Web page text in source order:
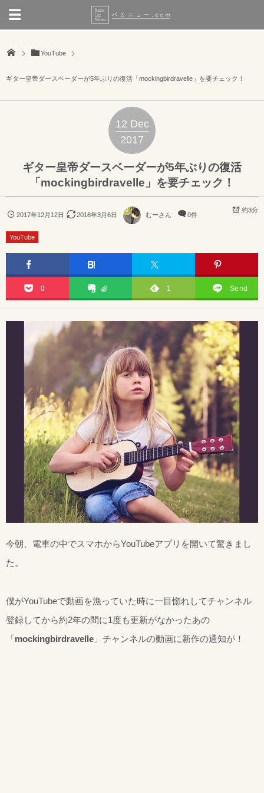
YouTube
ギター皇帝ダースベーダーが5年ぶりの復活「mockingbirdravelle」を要チェック！
12 Dec
2017
ギター皇帝ダースベーダーが5年ぶりの復活
「mockingbirdravelle」を要チェック！
2017年12月12日 2018年3月6日 むーさん 0件
約3分
YouTube
0 1 Send
今朝、電車の中でスマホからYouTubeアプリを開いて驚きまし
た。
僕がYouTubeで動画を漁っていた時に一目惚れしてチャンネル
登録してから約2年の間に1度も更新がなかったあの
「mockingbirdravelle 」チャンネルの動画に新作の通知が！